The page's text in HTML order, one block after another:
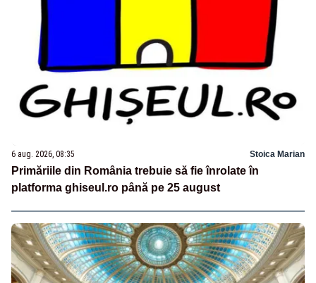
6 aug. 2026, 08:35 Stoica Marian
Primăriile din România trebuie să fie înrolate în
platforma ghiseul.ro până pe 25 august